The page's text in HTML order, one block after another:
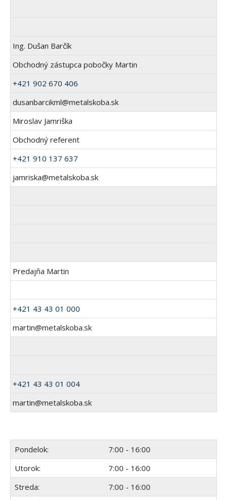
Ing. Dušan Barčík
Obchodný zástupca pobočky Martin
+421 902 670 406
dusanbarcikml@metalskoba.sk
Miroslav Jamriška
Obchodný referent
+421 910 137 637
jamriska@metalskoba.sk
Predajňa Martin
+421 43 43 01 000
martin@metalskoba.sk
+421 43 43 01 004
martin@metalskoba.sk
Pondelok:
7:00 - 16:00
Utorok:
7:00 - 16:00
Streda:
7:00 - 16:00